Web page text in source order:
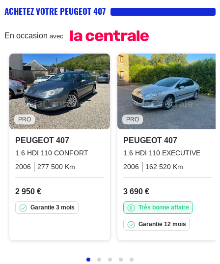
ACHETEZ VOTRE PEUGEOT 407
En occasion avec
PRO
PEUGEOT 407
1.6 HDI 110 CONFORT
2006
277 500 Km Diesel
2 950 €
Garantie 3 mois
PRO
PEUGEOT 407
1.6 HDI 110 EXECUTIVE
2006
162 520 Km
3 690 €
Très bonne affaire
Garantie 12 mois